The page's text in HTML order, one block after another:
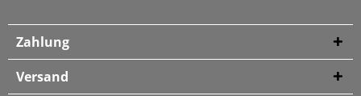
Zahlung
Versand